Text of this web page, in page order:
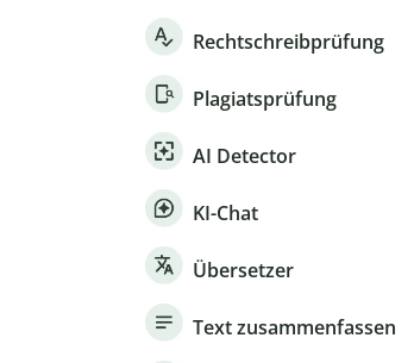
Rechtschreibprüfung
Plagiatsprüfung
AI Detector
KI-Chat
Übersetzer
Text zusammenfassen